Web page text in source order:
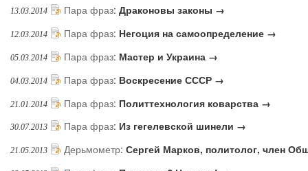
13.03.2014 Пара фраз: Драконовы законы →
12.03.2014 Пара фраз: Негоция на самоопределение →
05.03.2014 Пара фраз: Мастер и Украина →
04.03.2014 Пара фраз: Воскресение СССР →
21.01.2014 Пара фраз: Политтехнология коварства →
30.07.2013 Пара фраз: Из гегелевской шинели →
21.05.2013 Дерьмометр: Сергей Марков, политолог, член